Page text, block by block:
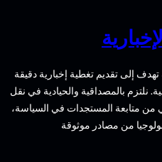
مثالي
أجمل
المناطق
تقديم تغطية إخبارية دقيقة
بالمصداقية والحيادية في نقل
متابعة المستجدات في السياسة،
من مصادر موثوقة